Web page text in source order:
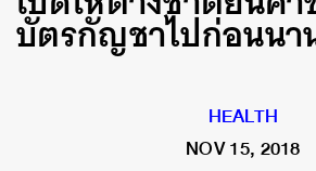
บัตรกัญชาไปก่อนน
HEALTH
NOV 15, 2018